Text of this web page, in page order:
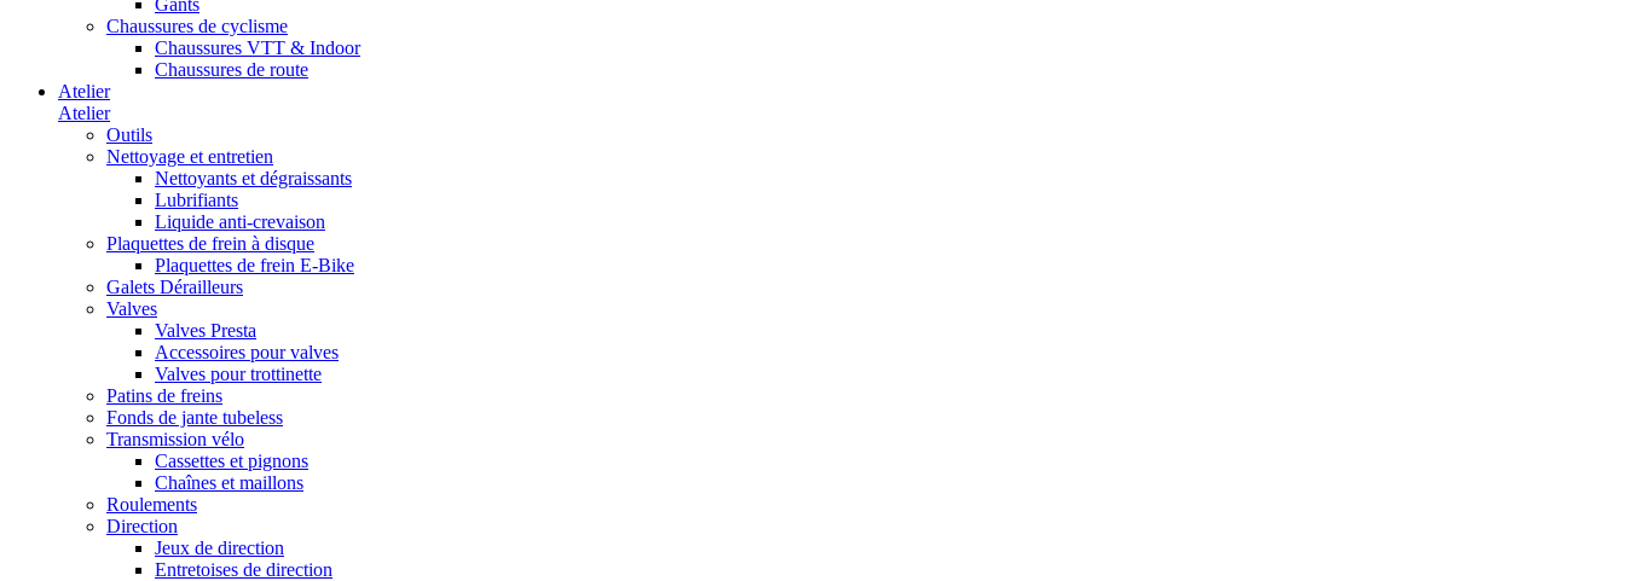
Gants
Chaussures de cyclisme
Chaussures VTT & Indoor
Chaussures de route
Atelier
Atelier
Outils
Nettoyage et entretien
Nettoyants et dégraissants
Lubrifiants
Liquide anti-crevaison
Plaquettes de frein à disque
Plaquettes de frein E-Bike
Galets Dérailleurs
Valves
Valves Presta
Accessoires pour valves
Valves pour trottinette
Patins de freins
Fonds de jante tubeless
Transmission vélo
Cassettes et pignons
Chaînes et maillons
Roulements
Direction
Jeux de direction
Entretoises de direction